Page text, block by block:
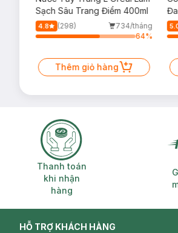
Sạch Sâu Trang Điểm 400ml
4.8 (298)
734/tháng
64%
Thêm giỏ hàng
Thanh toán khi nhận hàng
Thanh toán
khi nhận
hàng
HỖ TRỢ KHÁCH HÀNG